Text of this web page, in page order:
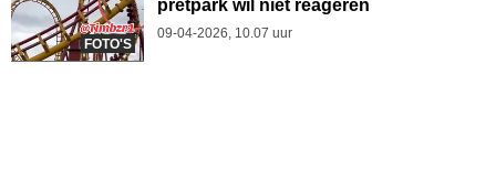
FOTO'S
pretpark wil niet reageren
09-04-2026, 10.07 uur